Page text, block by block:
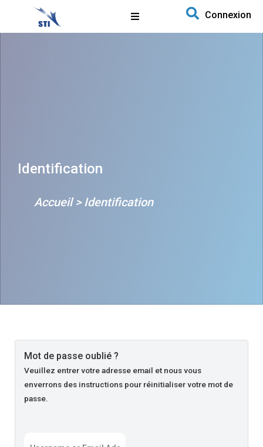
Aller au contenu
Search for:
Connexion
Identification
Accueil>Identification
Mot de passe oublié ?
Veuillez entrer votre adresse email et nous vous
enverrons des instructions pour réinitialiser votre mot de
passe.